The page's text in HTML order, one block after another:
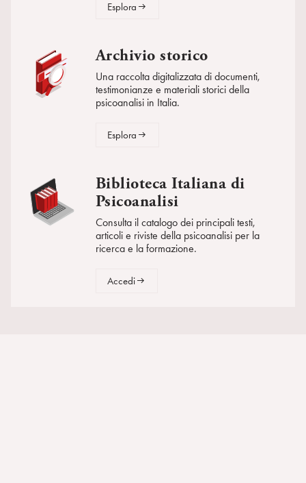
Esplora
Archivio storico
Una raccolta digitalizzata di documenti,
testimonianze e materiali storici della
psicoanalisi in Italia.
Esplora
Biblioteca Italiana di
Psicoanalisi
Consulta il catalogo dei principali testi,
articoli e riviste della psicoanalisi per la
ricerca e la formazione.
Accedi